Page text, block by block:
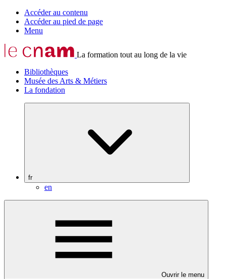
Accéder au contenu
Accéder au pied de page
Menu
La formation tout au long de la vie
Bibliothèques
Musée des Arts & Métiers
La fondation
fr
en
Ouvrir le menu